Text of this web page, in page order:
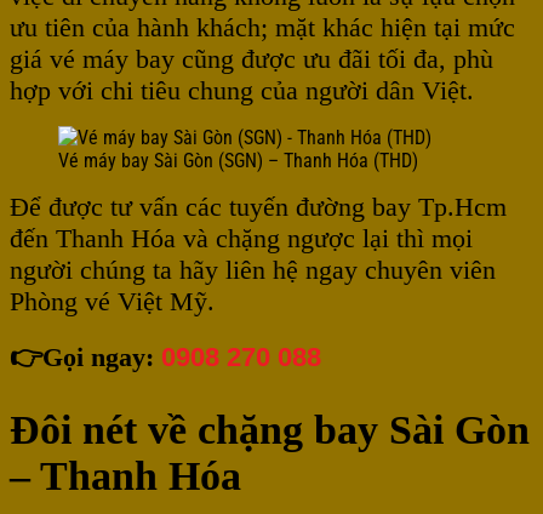
ưu tiên của hành khách; mặt khác hiện tại mức
giá vé máy bay cũng được ưu đãi tối đa, phù
hợp với chi tiêu chung của người dân Việt.
Vé máy bay Sài Gòn (SGN) – Thanh Hóa (THD)
Để được tư vấn các tuyến đường bay Tp.Hcm
đến Thanh Hóa và chặng ngược lại thì mọi
người chúng ta hãy liên hệ ngay chuyên viên
Phòng vé Việt Mỹ.
👉Gọi ngay: 0908 270 088
Đôi nét về chặng bay Sài Gòn
– Thanh Hóa